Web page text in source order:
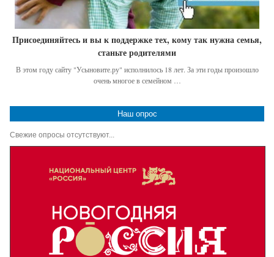
Присоединяйтесь и вы к поддержке тех, кому так нужна семья,
станьте родителями
В этом году сайту "Усыновите.ру" исполнилось 18 лет. За эти годы произошло
очень многое в семейном …
Наш опрос
Свежие опросы отсутствуют...